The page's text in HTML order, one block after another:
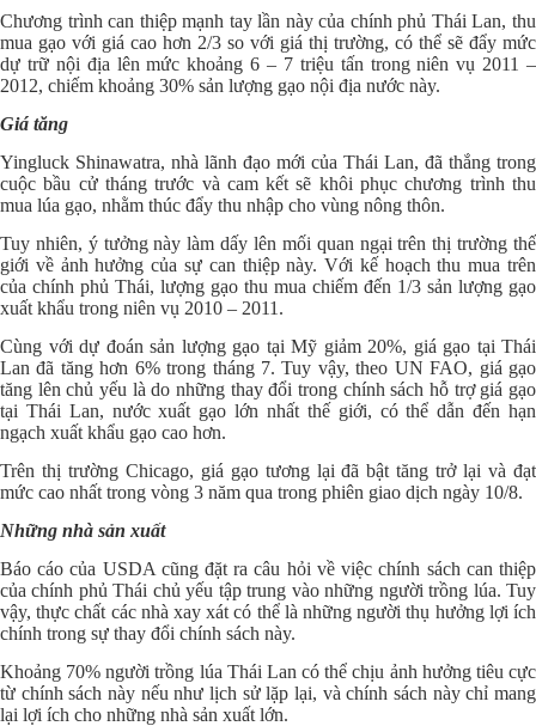
Chương trình can thiệp mạnh tay lần này của chính phủ Thái Lan, thu
mua gạo với giá cao hơn 2/3 so với giá thị trường, có thể sẽ đẩy mức
dự trữ nội địa lên mức khoảng 6 – 7 triệu tấn trong niên vụ 2011 –
2012, chiếm khoảng 30% sản lượng gạo nội địa nước này.
Giá tăng
Yingluck Shinawatra, nhà lãnh đạo mới của Thái Lan, đã thắng trong
cuộc bầu cử tháng trước và cam kết sẽ khôi phục chương trình thu
mua lúa gạo, nhằm thúc đẩy thu nhập cho vùng nông thôn.
Tuy nhiên, ý tưởng này làm dấy lên mối quan ngại trên thị trường thế
giới về ảnh hưởng của sự can thiệp này. Với kế hoạch thu mua trên
của chính phủ Thái, lượng gạo thu mua chiếm đến 1/3 sản lượng gạo
xuất khẩu trong niên vụ 2010 – 2011.
Cùng với dự đoán sản lượng gạo tại Mỹ giảm 20%, giá gạo tại Thái
Lan đã tăng hơn 6% trong tháng 7. Tuy vậy, theo UN FAO, giá gạo
tăng lên chủ yếu là do những thay đổi trong chính sách hỗ trợ giá gạo
tại Thái Lan, nước xuất gạo lớn nhất thế giới, có thể dẫn đến hạn
ngạch xuất khẩu gạo cao hơn.
Trên thị trường Chicago, giá gạo tương lại đã bật tăng trở lại và đạt
mức cao nhất trong vòng 3 năm qua trong phiên giao dịch ngày 10/8.
Những nhà sản xuất
Báo cáo của USDA cũng đặt ra câu hỏi về việc chính sách can thiệp
của chính phủ Thái chủ yếu tập trung vào những người trồng lúa. Tuy
vậy, thực chất các nhà xay xát có thể là những người thụ hưởng lợi ích
chính trong sự thay đổi chính sách này.
Khoảng 70% người trồng lúa Thái Lan có thể chịu ảnh hưởng tiêu cực
từ chính sách này nếu như lịch sử lặp lại, và chính sách này chỉ mang
lại lợi ích cho những nhà sản xuất lớn.